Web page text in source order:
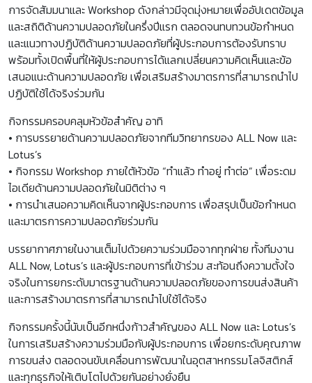
การจัดสัมมนาและ Workshop ดังกล่าวมีจุดมุ่งหมายเพื่ออัปเดตข้อมูล
และสถิติด้านความปลอดภัยในครึ่งปีแรก ตลอดจนทบทวนข้อกำหนด
และแนวทางปฏิบัติด้านความปลอดภัยที่ผู้ประกอบการต้องรับทราบ
พร้อมทั้งเปิดพื้นที่ให้ผู้ประกอบการได้แลกเปลี่ยนความคิดเห็นและข้อ
เสนอแนะด้านความปลอดภัย เพื่อเสริมสร้างมาตรการที่สามารถนำไป
ปฏิบัติใช้ได้จริงร่วมกัน
กิจกรรมครอบคลุมหัวข้อสำคัญ อาทิ
• การบรรยายด้านความปลอดภัยจากทีมวิทยากรของ ALL Now และ
Lotus’s
• กิจกรรม Workshop ภายใต้หัวข้อ “ทำแล้ว ทำอยู่ ทำต่อ” เพื่อระดม
ไอเดียด้านความปลอดภัยในมิติต่าง ๆ
• การนำเสนอความคิดเห็นจากผู้ประกอบการ เพื่อสรุปเป็นข้อกำหนด
และมาตรการความปลอดภัยร่วมกัน
บรรยากาศภายในงานเต็มไปด้วยความร่วมมือจากทุกฝ่าย ทั้งทีมงาน
ALL Now, Lotus’s และผู้ประกอบการที่เข้าร่วม สะท้อนถึงความตั้งใจ
จริงในการยกระดับมาตรฐานด้านความปลอดภัยของการขนส่งสินค้า
และการสร้างมาตรการที่สามารถนำไปใช้ได้จริง
กิจกรรมครั้งนี้นับเป็นอีกหนึ่งก้าวสำคัญของ ALL Now และ Lotus’s
ในการเสริมสร้างความร่วมมือกับผู้ประกอบการ เพื่อยกระดับคุณภาพ
การขนส่ง ตลอดจนขับเคลื่อนการพัฒนาในอุตสาหกรรมโลจิสติกส์
และทุกธุรกิจให้เติบโตไปด้วยกันอย่างยั่งยืน